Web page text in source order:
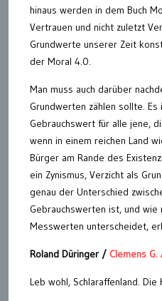
hinaus werden in dem Buch
Vertrauen und nicht zuletzt
Grundwerte unserer Zeit
der Moral 4.0.
Man muss auch darüber
Grundwerten zählen sollte.
Gebrauchswert für alle jene,
wenn in einem reichen Land
Bürger am Rande des
ein Zynismus, Verzicht als
genau der Unterschied
Gebrauchswerten ist, und
Messwerten unterscheidet,
Roland Düringer / Clemens G.
Leb wohl, Schlaraffenland.